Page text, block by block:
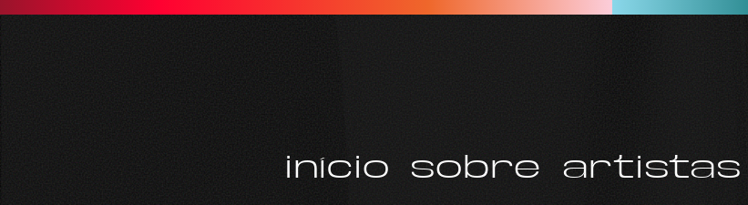
início sobre artistas